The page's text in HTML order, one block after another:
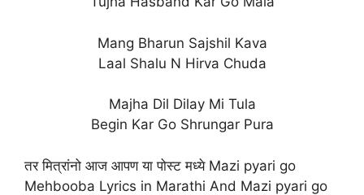
Mang Bharun Sajshil Kava
Laal Shalu N Hirva Chuda
Majha Dil Dilay Mi Tula
Begin Kar Go Shrungar Pura
तर मित्रांनो आज आपण या पोस्ट मध्ये Mazi pyari go
Mehbooba Lyrics in Marathi And Mazi pyari go